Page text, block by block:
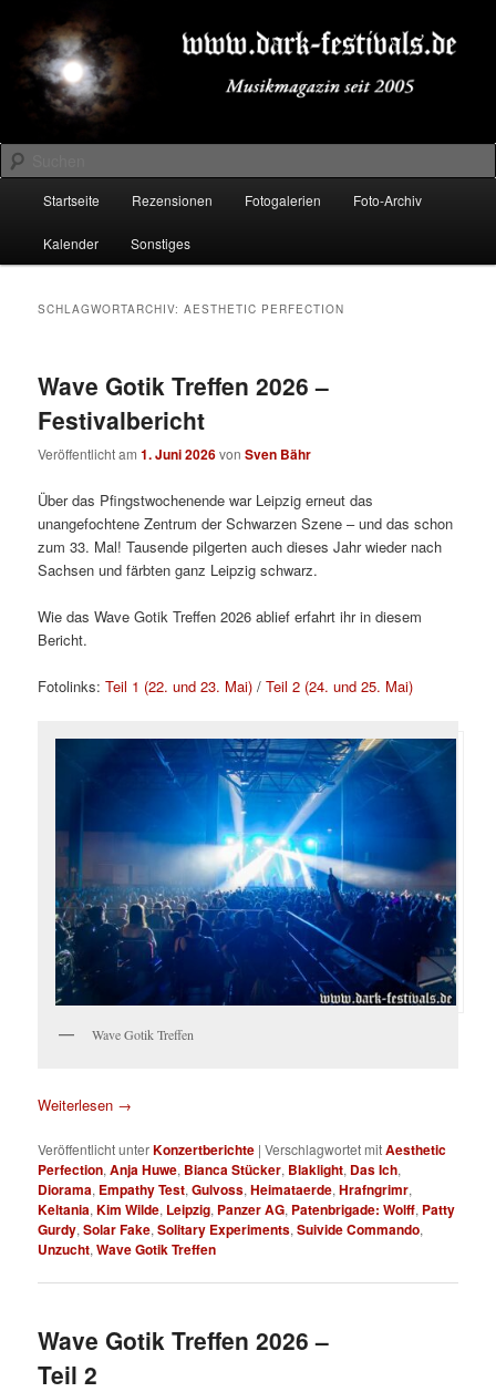
primären
Inhalt
springen
sekundären
Inhalt
springenDARK-FESTIVALS.DE
Suchen
Startseite Rezensionen Fotogalerien Foto-Archiv
Kalender Sonstiges
SCHLAGWORTARCHIV:AESTHETIC PERFECTION
Wave Gotik Treffen 2026 –
Festivalbericht
Veröffentlicht am1. Juni 2026vonSven Bähr
Über das Pfingstwochenende war Leipzig erneut das
unangefochtene Zentrum der Schwarzen Szene – und das schon
zum 33. Mal! Tausende pilgerten auch dieses Jahr wieder nach
Sachsen und färbten ganz Leipzig schwarz.
Wie das Wave Gotik Treffen 2026 ablief erfahrt ihr in diesem
Bericht.
Fotolinks:Teil 1 (22. und 23. Mai) /Teil 2 (24. und 25. Mai)
Wave Gotik Treffen
Weiterlesen →
Veröffentlicht unterKonzertberichte |Verschlagwortet mitAesthetic
Perfection,Anja Huwe, Bianca Stücker, Blaklight, Das Ich,
Diorama, Empathy Test,Gulvoss,Heimataerde,Hrafngrimr,
Keltania,Kim Wilde, Leipzig, Panzer AG, Patenbrigade: Wolff, Patty
Gurdy,Solar Fake,Solitary Experiments,Suivide Commando,
Unzucht,Wave Gotik Treffen
Wave Gotik Treffen 2026 –
Teil 2